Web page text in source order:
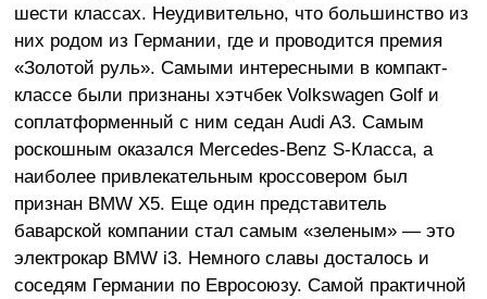
шести классах. Неудивительно, что большинство из
них родом из Германии, где и проводится премия
«Золотой руль». Самыми интересными в компакт-
классе были признаны хэтчбек Volkswagen Golf и
соплатформенный с ним седан Audi A3. Самым
роскошным оказался Mercedes-Benz S-Класса, а
наиболее привлекательным кроссовером был
признан BMW X5. Еще один представитель
баварской компании стал самым «зеленым» — это
электрокар BMW i3. Немного славы досталось и
соседям Германии по Евросоюзу. Самой практичной